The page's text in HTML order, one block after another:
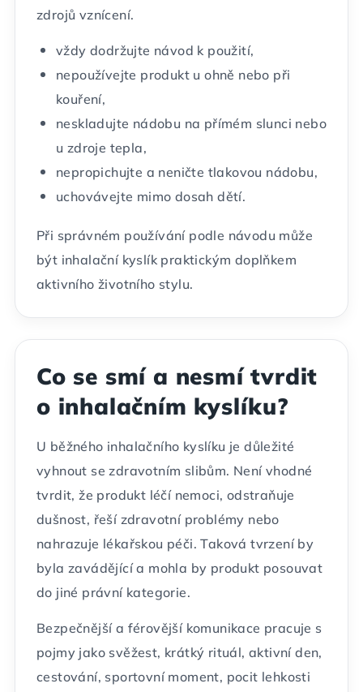
zdrojů vznícení.
vždy dodržujte návod k použití,
nepoužívejte produkt u ohně nebo při
kouření,
neskladujte nádobu na přímém slunci nebo
u zdroje tepla,
nepropichujte a neničte tlakovou nádobu,
uchovávejte mimo dosah dětí.
Při správném používání podle návodu může
být inhalační kyslík praktickým doplňkem
aktivního životního stylu.
Co se smí a nesmí tvrdit
o inhalačním kyslíku?
U běžného inhalačního kyslíku je důležité
vyhnout se zdravotním slibům. Není vhodné
tvrdit, že produkt léčí nemoci, odstraňuje
dušnost, řeší zdravotní problémy nebo
nahrazuje lékařskou péči. Taková tvrzení by
byla zavádějící a mohla by produkt posouvat
do jiné právní kategorie.
Bezpečnější a férovější komunikace pracuje s
pojmy jako svěžest, krátký rituál, aktivní den,
cestování, sportovní moment, pocit lehkosti